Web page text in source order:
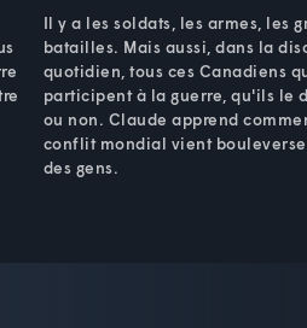
Il y a les soldats, les armes, les
batailles. Mais aussi, dans la
quotidien, tous ces Canadiens
participent à la guerre, qu'ils le
ou non. Claude apprend
conflit mondial vient
des gens.